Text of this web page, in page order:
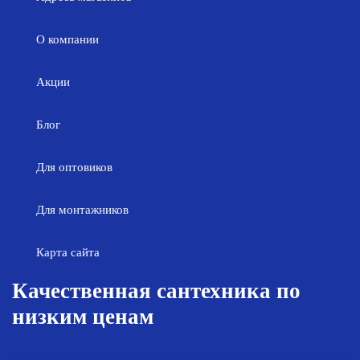
О компании
Акции
Блог
Для оптовиков
Для монтажников
Карта сайта
Качественная сантехника по
низким ценам